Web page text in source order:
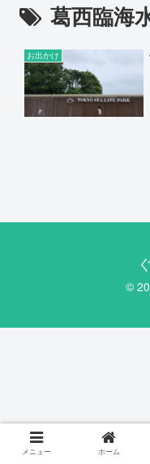
葛西臨海
お出かけ
©
メニュー ホーム